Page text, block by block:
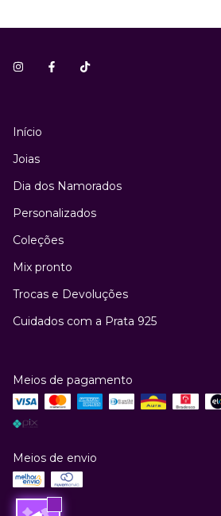
Início
Joias
Dia dos Namorados
Personalizados
Coleções
Mix pronto
Trocas e Devoluções
Cuidados com a Prata 925
Meios de pagamento
Meios de envio